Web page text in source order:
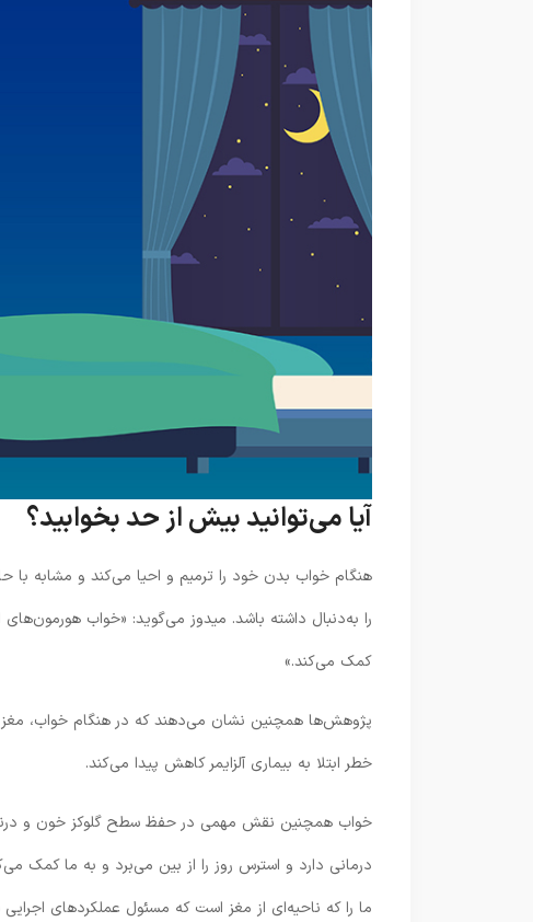
آیا می‌توانید بیش از حد بخوابید؟
هنگام خواب بدن خود را ترمیم و احیا می‌کند و مشابه
را به‌دنبال داشته باشد. میدوز می‌گوید: «خواب
کمک می‌کند.»
پژوهش‌ها همچنین نشان می‌دهند که در هنگام خواب،
خطر ابتلا به بیماری آلزایمر کاهش پیدا می‌کند.
خواب همچنین نقش مهمی در حفظ سطح گلوکز خون و
درمانی دارد و استرس روز را از بین می‌برد و به ما کمک
ما را که ناحیه‌ای از مغز است که مسئول عملکردهای